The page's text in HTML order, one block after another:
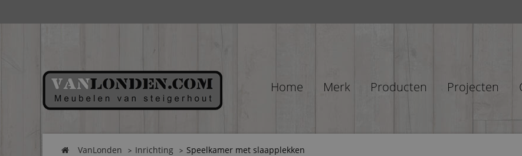
Home Merk Producten Projecten
VanLonden Inrichting Speelkamer met slaapplekken